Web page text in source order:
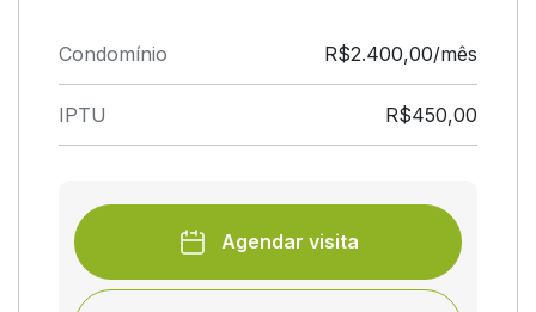
Condomínio R$2.400,00/mês
IPTU R$450,00
Agendar visita